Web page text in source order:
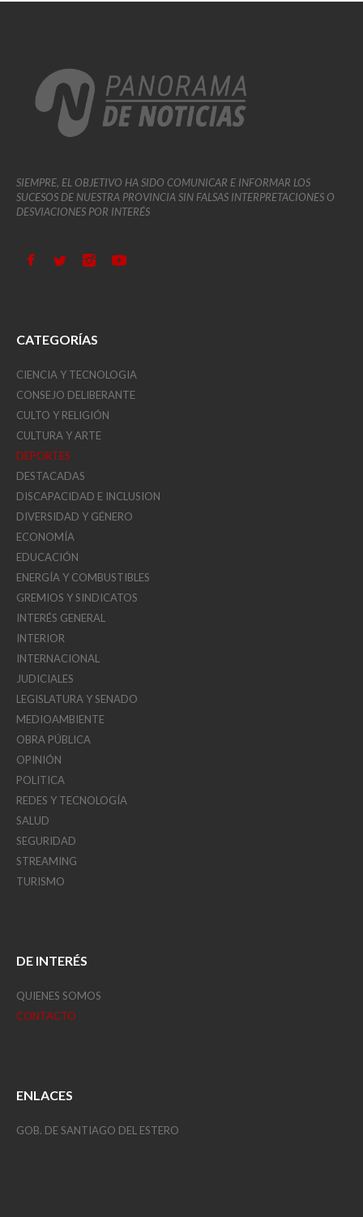
SIEMPRE, EL OBJETIVO HA SIDO COMUNICAR E INFORMAR LOS
SUCESOS DE NUESTRA PROVINCIA SIN FALSAS INTERPRETACIONES O
DESVIACIONES POR INTERÉS
CATEGORÍAS
CIENCIA Y TECNOLOGIA
CONSEJO DELIBERANTE
CULTO Y RELIGIÓN
CULTURA Y ARTE
DEPORTES
DESTACADAS
DISCAPACIDAD E INCLUSION
DIVERSIDAD Y GÉNERO
ECONOMÍA
EDUCACIÓN
ENERGÍA Y COMBUSTIBLES
GREMIOS Y SINDICATOS
INTERÉS GENERAL
INTERIOR
INTERNACIONAL
JUDICIALES
LEGISLATURA Y SENADO
MEDIOAMBIENTE
OBRA PÚBLICA
OPINIÓN
POLITICA
REDES Y TECNOLOGÍA
SALUD
SEGURIDAD
STREAMING
TURISMO
DE INTERÉS
QUIENES SOMOS
CONTACTO
ENLACES
GOB. DE SANTIAGO DEL ESTERO